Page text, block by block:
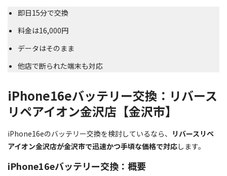
即日15分で交換
料金は16,000円
データはそのまま
他店で断られた端末も対応
iPhone16eバッテリー交換：リバース
リペアイオン金沢店【金沢市】
iPhone16eのバッテリー交換を検討しているなら、
リバースリペ
アイオン金沢店が金沢市で迅速かつ手頃な価格で対応します。
iPhone16eバッテリー交換：概要